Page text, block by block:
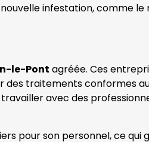
infestation, comme
le-Pont agréée. Ces
des traitements conformes
avec des
pour son personnel, ce qui